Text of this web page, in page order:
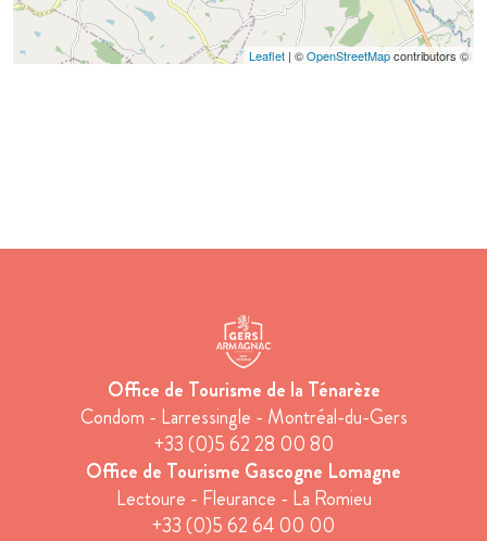
Leaflet | ©OpenStreetMapcontributors ©
Office de Tourisme de la Ténarèze
Condom - Larressingle - Montréal-du-Gers
+33 (0)5 62 28 00 80
Office de Tourisme Gascogne Lomagne
Lectoure - Fleurance - La Romieu
+33 (0)5 62 64 00 00